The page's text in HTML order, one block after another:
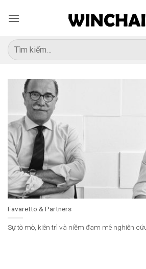
qua
dung
Tìm
kiếm:
Favaretto & Partners
Sự tò mò, kiên trì và niềm đam mê nghiên